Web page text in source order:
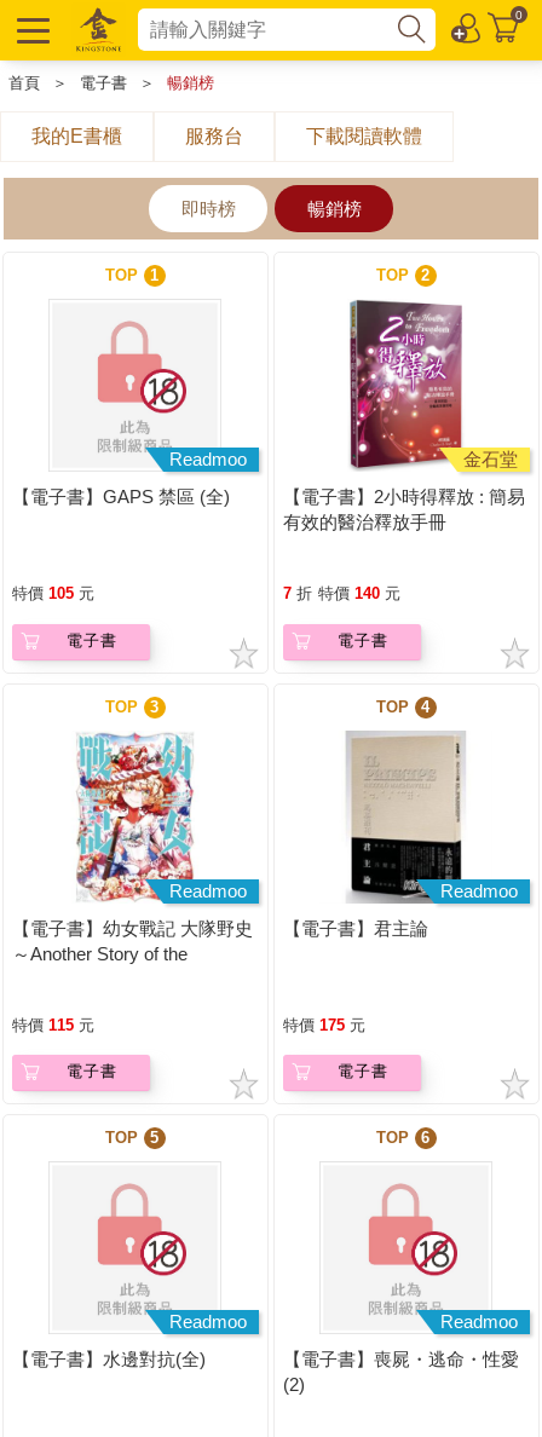
0
首頁 ＞ 電子書 ＞ 暢銷榜
我的E書櫃 服務台 下載閱讀軟體
即時榜 暢銷榜
TOP 1
Readmoo
【電子書】GAPS 禁區 (全)
特價 105 元
電子書
TOP 2
金石堂
【電子書】2小時得釋放 : 簡易
有效的醫治釋放手冊
7 折 特價 140 元
電子書
TOP 3
Readmoo
【電子書】幼女戰記 大隊野史
～Another Story of the
特價 115 元
電子書
TOP 4
Readmoo
【電子書】君主論
特價 175 元
電子書
TOP 5
Readmoo
【電子書】水邊對抗(全)
TOP 6
Readmoo
【電子書】喪屍・逃命・性愛
(2)